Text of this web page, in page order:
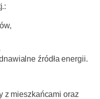
źródła energii.
z mieszkańcami oraz